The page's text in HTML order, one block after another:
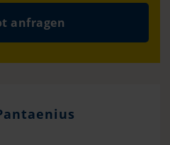
anfragen